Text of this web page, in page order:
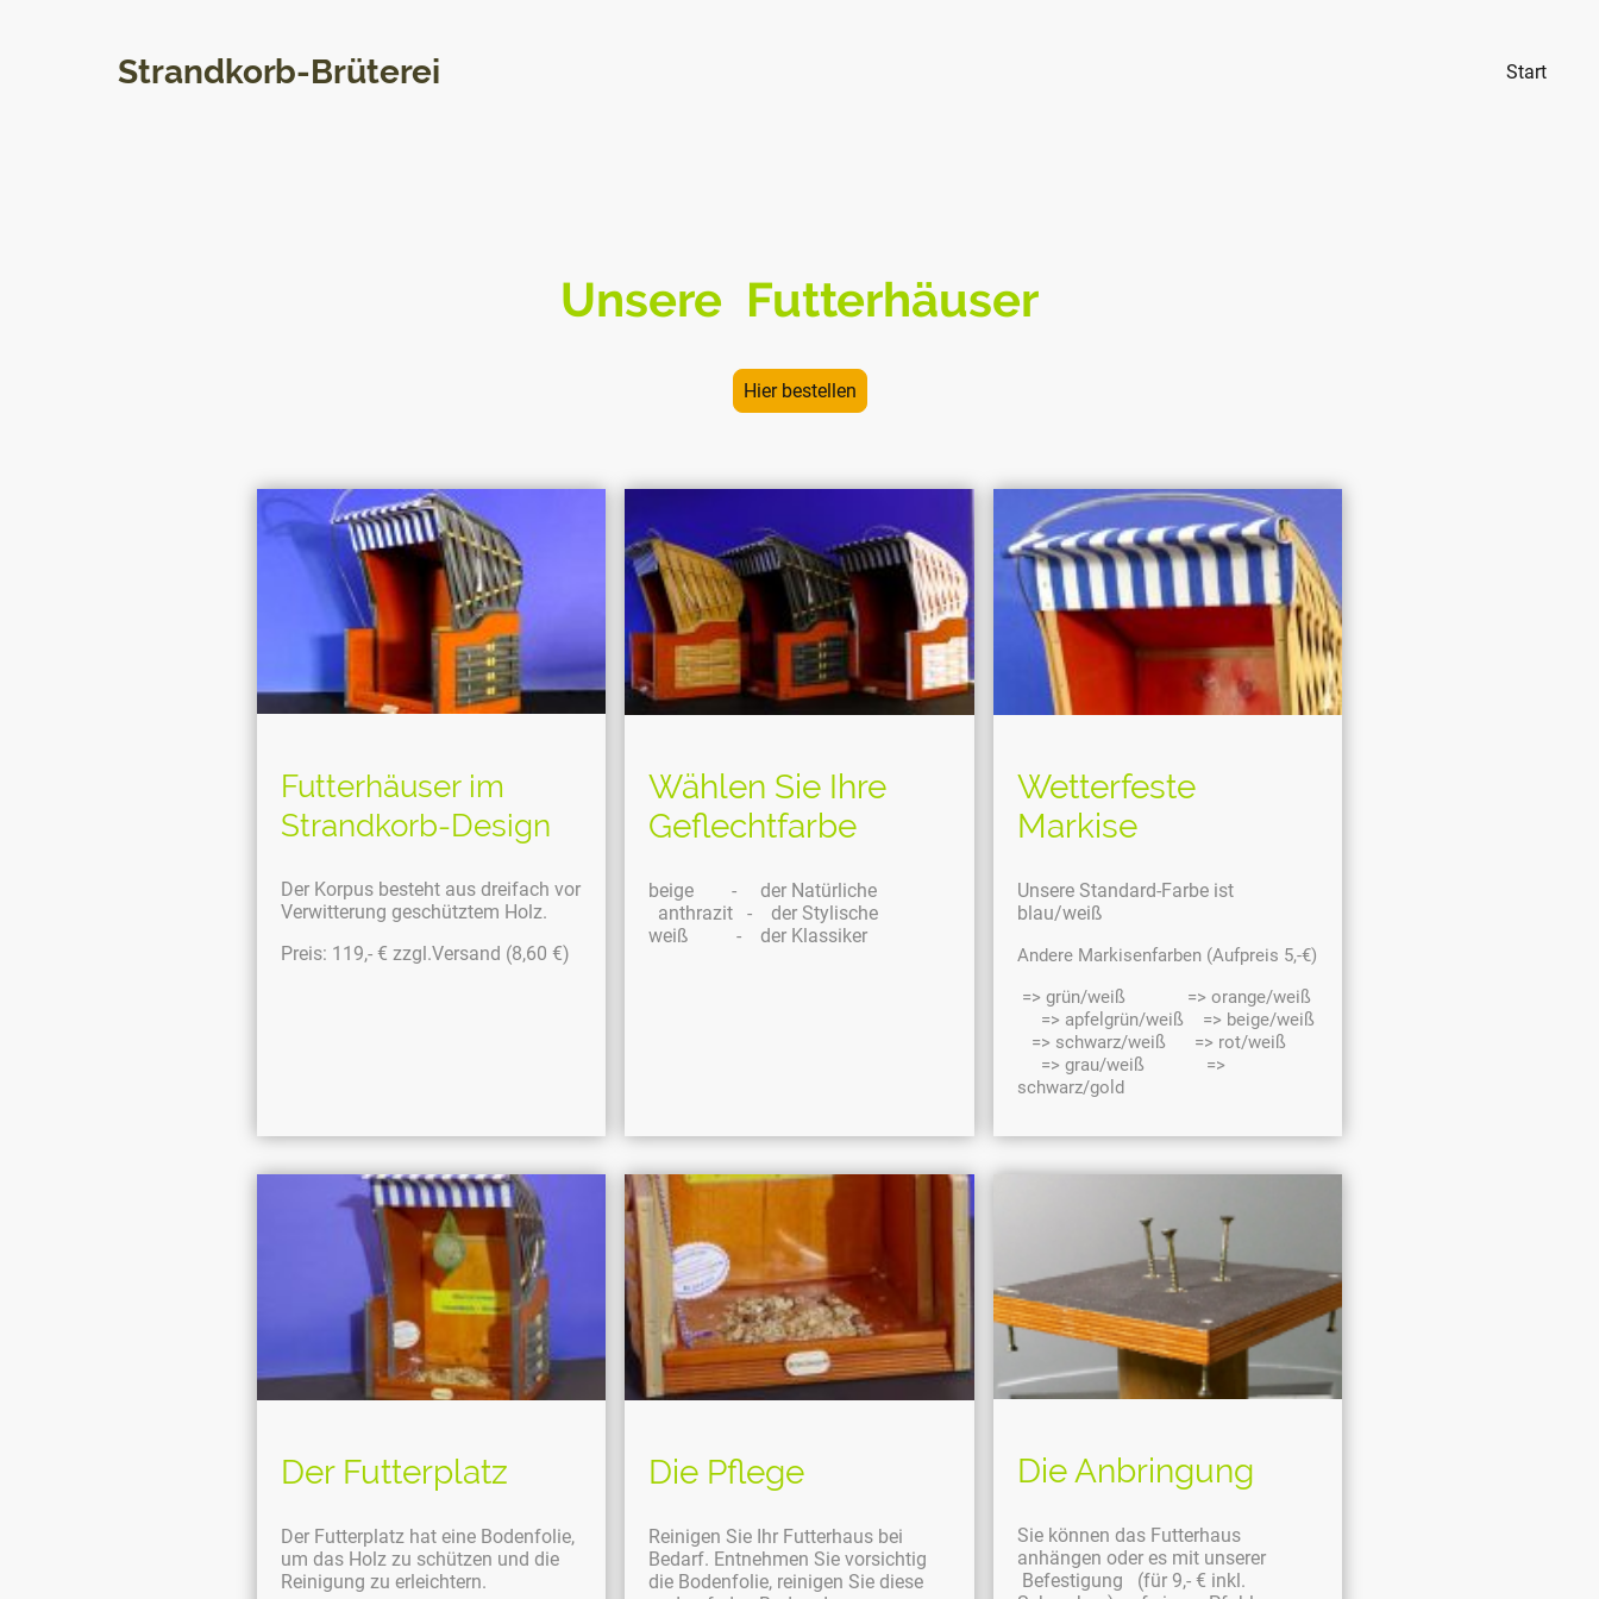
Strandkorb-Brüterei Start
Unsere Futterhäuser
Hier bestellen
Futterhäuser im
Strandkorb-Design
Der Korpus besteht aus dreifach vor
Verwitterung geschütztem Holz.
Preis: 119,- € zzgl.Versand (8,60 €)
Wählen Sie Ihre
Geflechtfarbe
beige - der Natürliche
anthrazit - der Stylische
weiß - der Klassiker
Wetterfeste
Markise
Unsere Standard-Farbe ist
blau/weiß
Andere Markisenfarben (Aufpreis 5,-€)
=> grün/weiß => orange/weiß
=> apfelgrün/weiß => beige/weiß
=> schwarz/weiß => rot/weiß
=> grau/weiß =>
schwarz/gold
Der Futterplatz
Der Futterplatz hat eine Bodenfolie,
um das Holz zu schützen und die
Reinigung zu erleichtern.
Die Pflege
Reinigen Sie Ihr Futterhaus bei
Bedarf. Entnehmen Sie vorsichtig
die Bodenfolie, reinigen Sie diese
Die Anbringung
Sie können das Futterhaus
anhängen oder es mit unserer
Befestigung (für 9,- € inkl.